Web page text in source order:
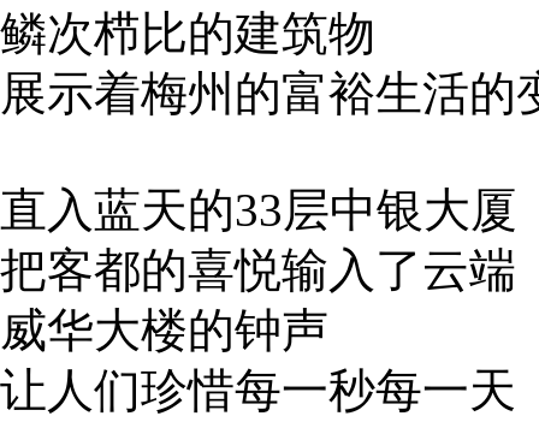
鳞次栉比的建筑物
展示着梅州的富裕生活的
直入蓝天的33层中银大厦
把客都的喜悦输入了云端
威华大楼的钟声
让人们珍惜每一秒每一天